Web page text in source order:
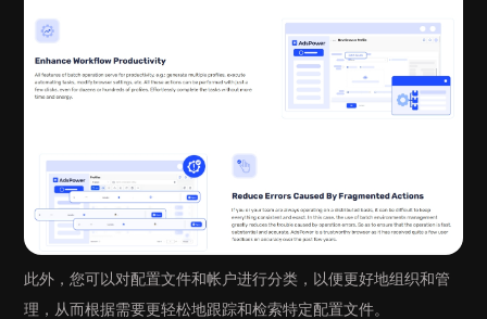
此外，您可以对配置文件和帐户进行分类，以便更好地组织和管
理，从而根据需要更轻松地跟踪和检索特定配置文件。